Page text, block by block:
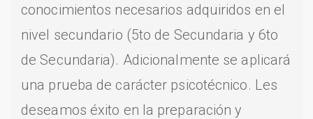
conocimientos necesarios adquiridos en el
nivel secundario (5to de Secundaria y 6to
de Secundaria). Adicionalmente se aplicará
una prueba de carácter psicotécnico. Les
deseamos éxito en la preparación y